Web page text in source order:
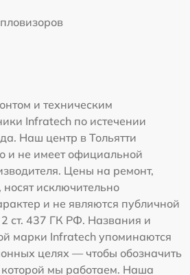
и техническим
Infratech по истечении
Наш центр в Тольятти
и не имеет официальной
Цены на ремонт,
исключительно
и не являются публичной
ст. 437 ГК РФ. Названия и
марки Infratech упоминаются
целях — чтобы обозначить
которой мы работаем. Наша